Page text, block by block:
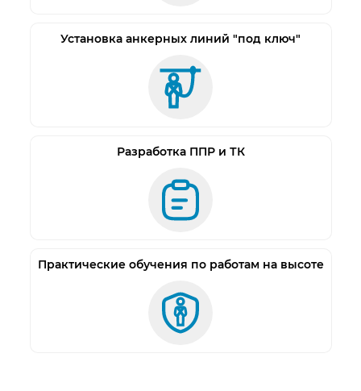
Установка анкерных линий "под ключ"
Разработка ППР и ТК
Практические обучения по работам на высоте